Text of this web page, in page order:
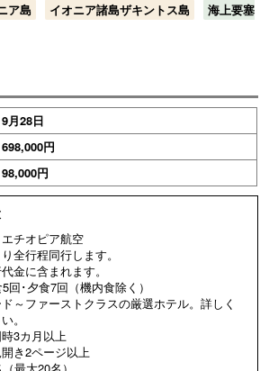
ア島
イオニア諸島ザキントス島
海上要塞
9月28日
698,000円
98,000円
チオピア航空
全行程同行します。
金に含まれます。
･夕食7回（機内食除く）
～ファーストクラスの厳選ホテル。詳しく
。
3カ月以上
き2ページ以上